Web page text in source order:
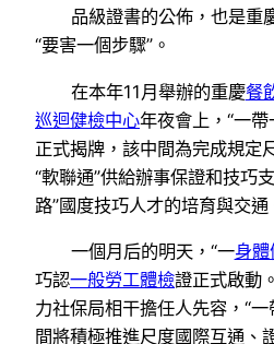
品級證書的公佈，也是重
“要害一個步驟”。
在本年11月舉辦的重慶餐
巡迴健檢中心年夜會上，“一
正式揭牌，該中間為完成規定
“軟聯通”供給辦事保證和技巧
路”國度技巧人才的培育與交通
一個月后的明天，“一身體
巧認一般勞工體檢證正式啟動
力社保局相干擔任人先容，“
間將積極推進尺度國際互通、